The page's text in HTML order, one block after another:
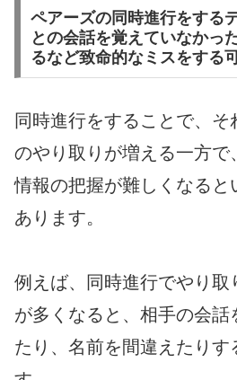
ペアーズの同時進行をする
との会話を覚えていなかっ
るなど致命的なミスをする
同時進行をすることで、そ
のやり取りが増える一方で
情報の把握が難しくなると
あります。
例えば、同時進行でやり取
が多くなると、相手の会話
たり、名前を間違えたりす